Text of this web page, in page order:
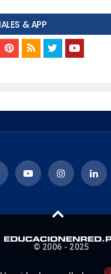
& APP
© 2006 - 2025